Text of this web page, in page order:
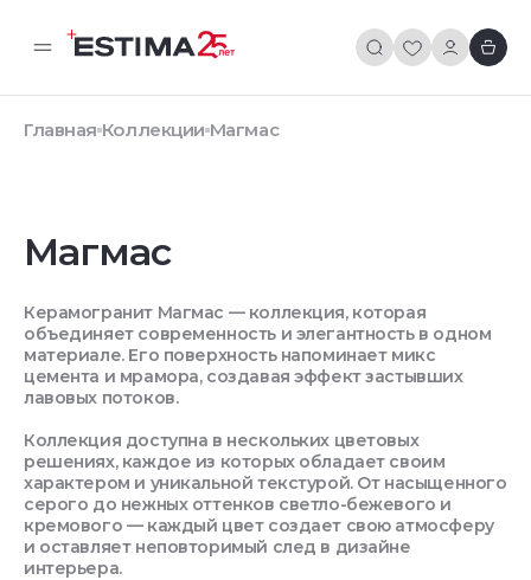
Главная Коллекции Магмас
Магмас
Керамогранит Магмас — коллекция, которая
объединяет современность и элегантность в одном
материале. Его поверхность напоминает микс
цемента и мрамора, создавая эффект застывших
лавовых потоков.
Коллекция доступна в нескольких цветовых
решениях, каждое из которых обладает своим
характером и уникальной текстурой. От насыщенного
серого до нежных оттенков светло-бежевого и
кремового — каждый цвет создает свою атмосферу
и оставляет неповторимый след в дизайне
интерьера.